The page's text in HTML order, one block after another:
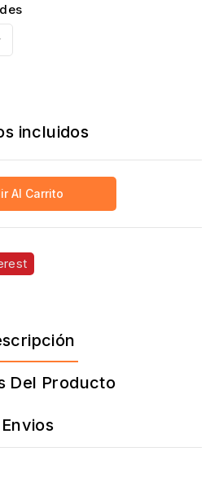
incluidos
Al Carrito
Del Producto
Envios